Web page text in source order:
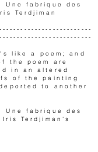
Une fabrique des
Terdjiman
like a poem; and
the poem are
in an altered
of the painting
to another
Une fabrique des
Terdjiman's